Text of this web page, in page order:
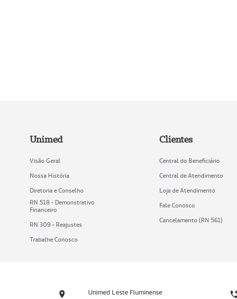
Unimed
Visão Geral
Nossa História
Diretoria e Conselho
RN 518 - Demonstrativo
Financeiro
RN 309 - Reajustes
Trabalhe Conosco
Clientes
Central do Beneficiário
Central de Atendimento
Loja de Atendimento
Fale Conosco
Cancelamento (RN 561)
Unimed Leste Fluminense